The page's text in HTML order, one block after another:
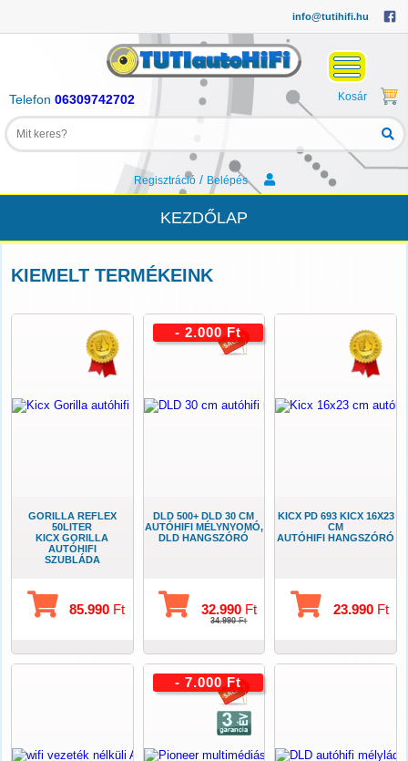
info@tutihifi.hu
Telefon 06309742702 Kosár
Regisztráció/ Belépés
KEZDŐLAP
KIEMELT TERMÉKEINK
GORILLA REFLEX
50LITER
KICX GORILLA
AUTÓHIFI
SZUBLÁDA
85.990 Ft
DLD 500+ DLD 30 CM
AUTÓHIFI MÉLYNYOMÓ,
DLD HANGSZÓRÓ
32.990Ft
34.990Ft
- 2.000 Ft
KICX PD 693 KICX 16X23
CM
AUTÓHIFI HANGSZÓRÓ
23.990Ft
- 7.000 Ft